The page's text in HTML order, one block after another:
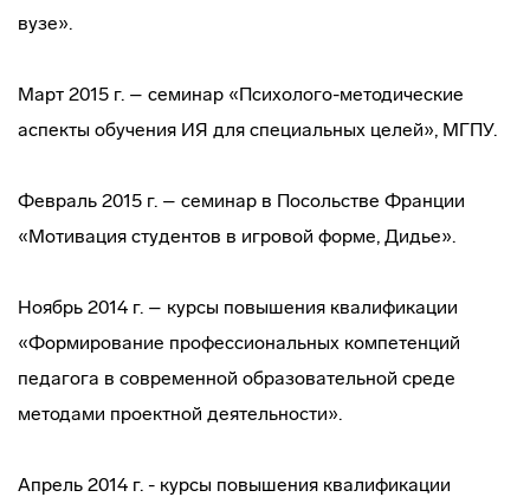
вузе».
Март 2015 г. – семинар «Психолого-методические
аспекты обучения ИЯ для специальных целей», МГПУ.
Февраль 2015 г. – семинар в Посольстве Франции
«Мотивация студентов в игровой форме, Дидье».
Ноябрь 2014 г. – курсы повышения квалификации
«Формирование профессиональных компетенций
педагога в современной образовательной среде
методами проектной деятельности».
Апрель 2014 г. - курсы повышения квалификации